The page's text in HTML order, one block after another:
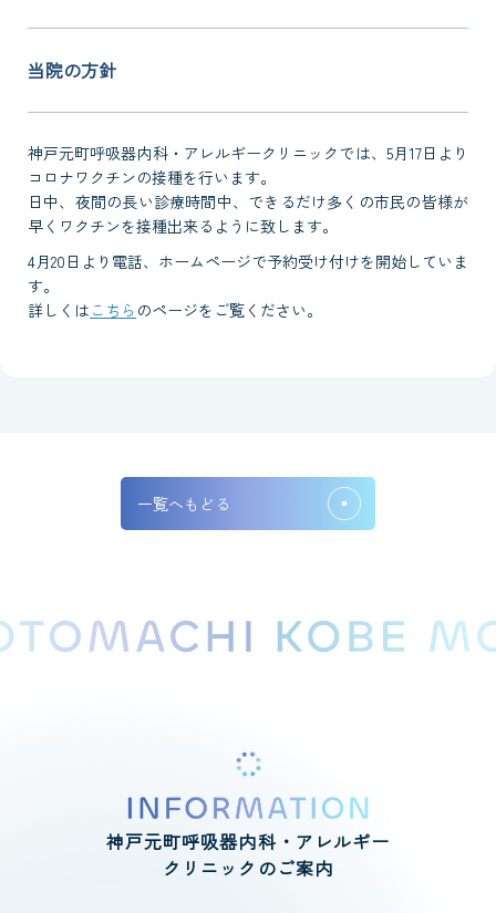
当院の方針
神戸元町呼吸器内科・アレルギークリニックでは、5月17日より
コロナワクチンの接種を行います。
日中、夜間の長い診療時間中、できるだけ多くの市民の皆様が
早くワクチンを接種出来るように致します。
4月20日より電話、ホームページで予約受け付けを開始していま
す。
詳しくは こちら のページをご覧ください。
一覧へもどる
神戸元町呼吸器内科・アレルギー
クリニック のご案内